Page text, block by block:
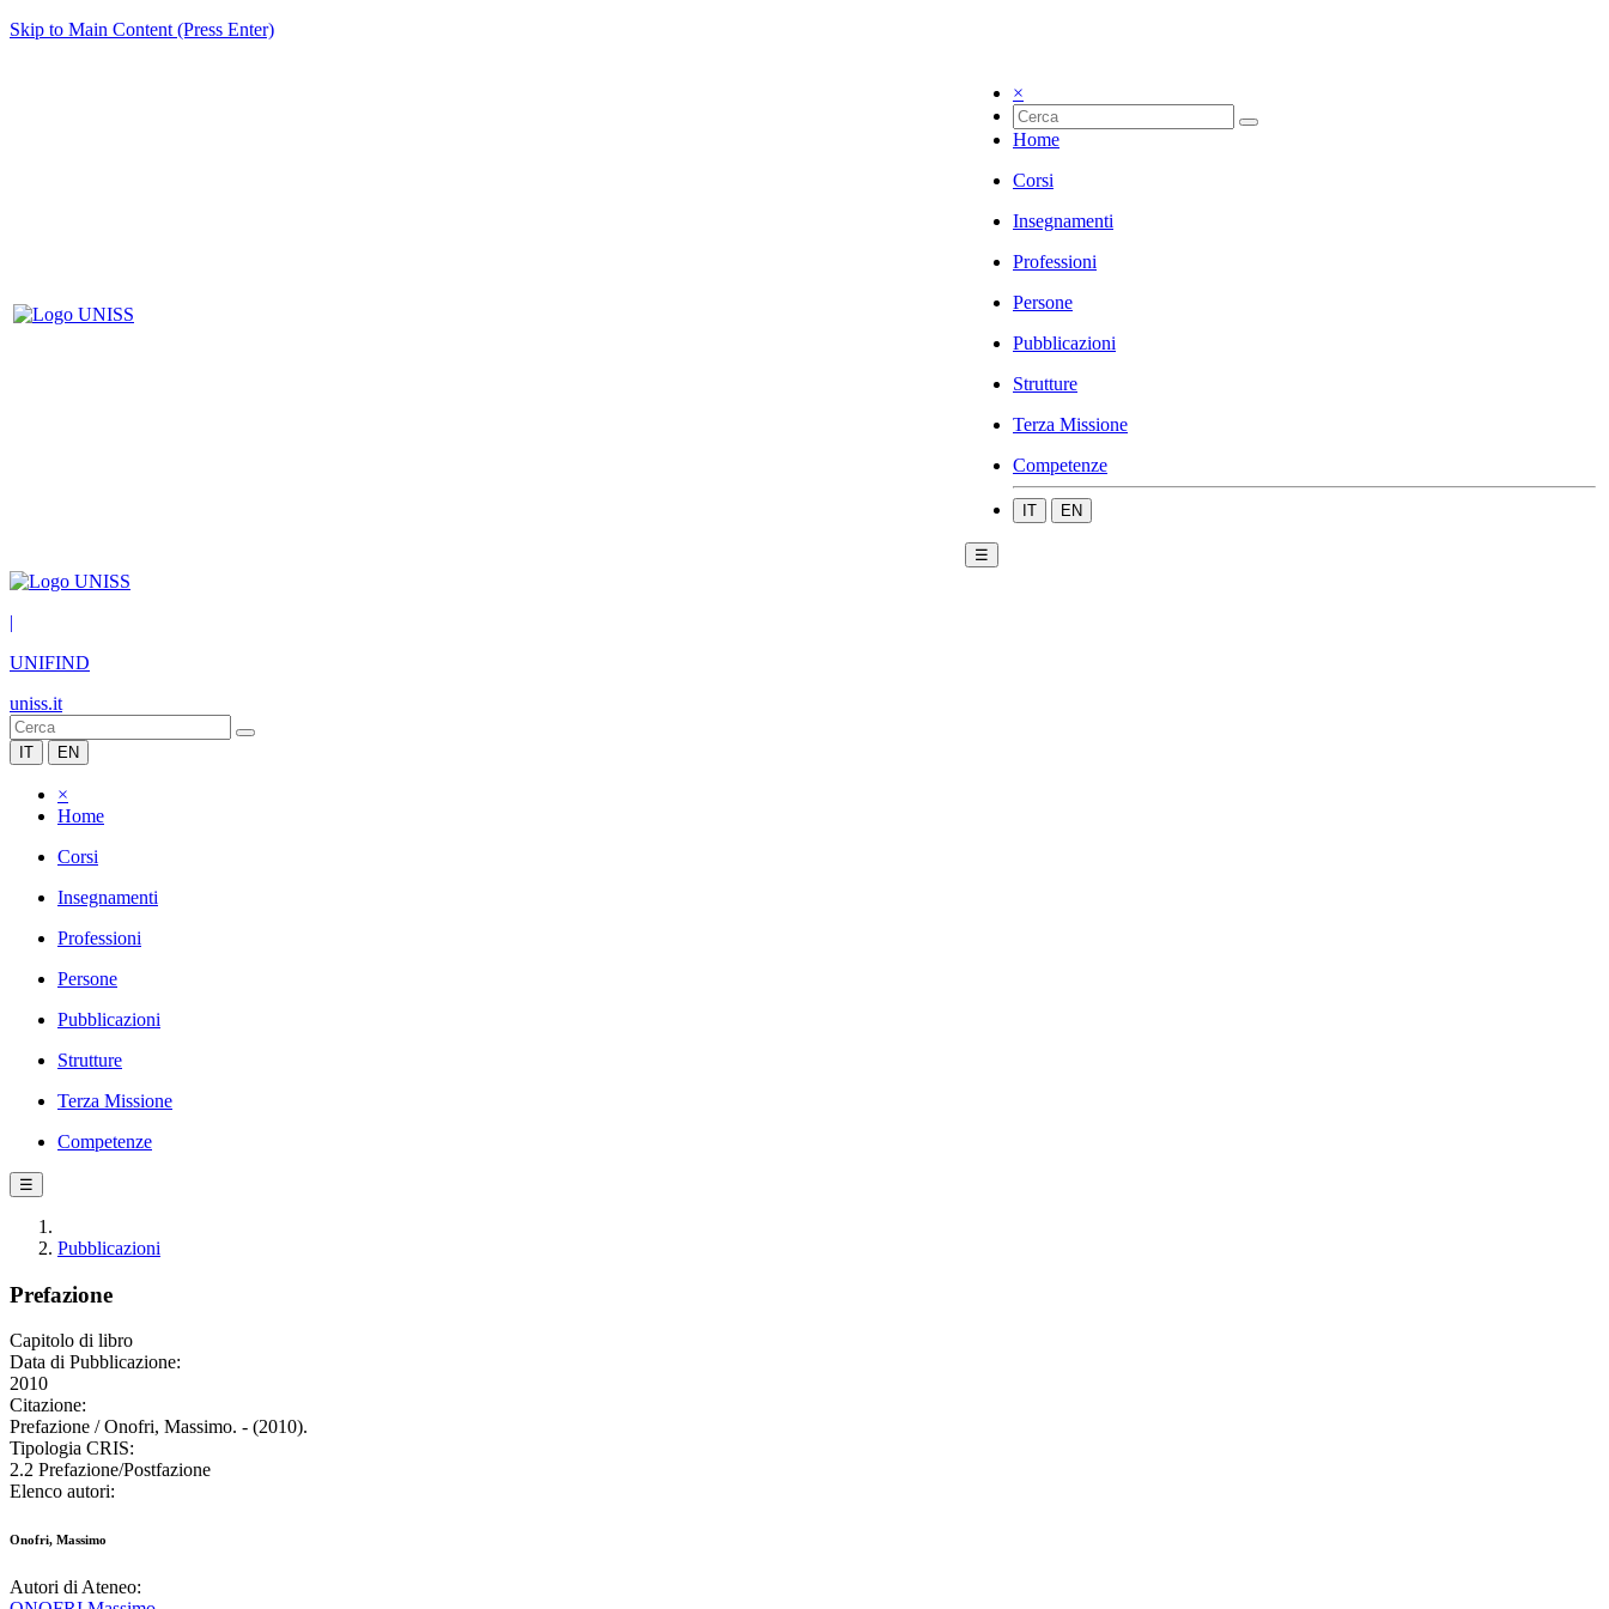
Skip to Main Content (Press Enter)
×
Home
Corsi
Insegnamenti
Professioni
Persone
Pubblicazioni
Strutture
Terza Missione
Competenze
IT EN
☰
|
UNIFIND
uniss.it
IT EN
×
Home
Corsi
Insegnamenti
Professioni
Persone
Pubblicazioni
Strutture
Terza Missione
Competenze
☰
Pubblicazioni
Prefazione
Capitolo di libro
Data di Pubblicazione:
2010
Citazione:
Prefazione / Onofri, Massimo. - (2010).
Tipologia CRIS:
2.2 Prefazione/Postfazione
Elenco autori:
Onofri, Massimo
Autori di Ateneo: